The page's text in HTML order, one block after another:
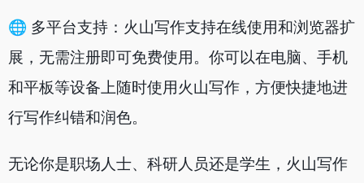
🌐 多平台支持：火山写作支持在线使用和浏览器扩
展，无需注册即可免费使用。你可以在电脑、手机
和平板等设备上随时使用火山写作，方便快捷地进
行写作纠错和润色。
无论你是职场人士、科研人员还是学生，火山写作